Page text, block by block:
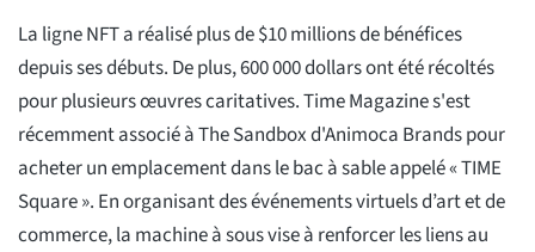
La ligne NFT a réalisé plus de $10 millions de bénéfices
depuis ses débuts. De plus, 600 000 dollars ont été récoltés
pour plusieurs œuvres caritatives. Time Magazine s'est
récemment associé à The Sandbox d'Animoca Brands pour
acheter un emplacement dans le bac à sable appelé « TIME
Square ». En organisant des événements virtuels d’art et de
commerce, la machine à sous vise à renforcer les liens au